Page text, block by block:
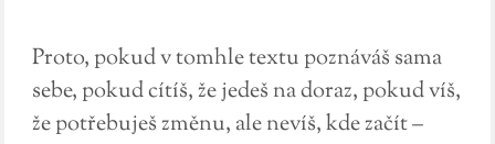
Proto, pokud v tomhle textu poznáváš sama
sebe, pokud cítíš, že jedeš na doraz, pokud víš,
že potřebuješ změnu, ale nevíš, kde začít –